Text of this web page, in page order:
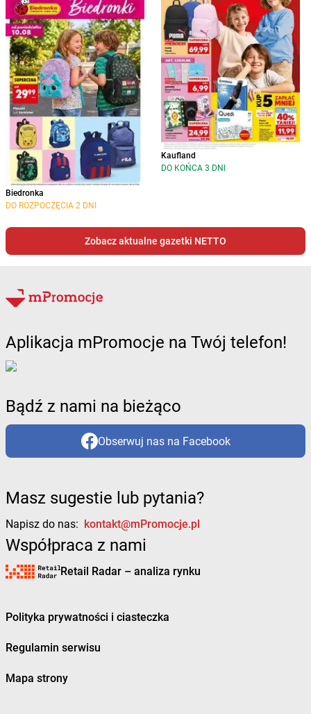
Biedronka
DO ROZPOCZĘCIA 2 DNI
Kaufland
DO KOŃCA 3 DNI
Zobacz aktualne gazetki NETTO
Aplikacja mPromocje na Twój telefon!
Bądź z nami na bieżąco
Obserwuj nas na Facebook
Masz sugestie lub pytania?
Napisz do nas: kontakt@mPromocje.pl
Współpraca z nami
Retail Radar – analiza rynku
Polityka prywatności i ciasteczka
Regulamin serwisu
Mapa strony